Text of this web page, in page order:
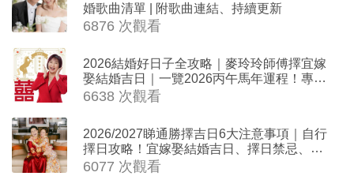
婚歌曲清單 | 附歌曲連結、持續更新
6876 次觀看
2026結婚好日子全攻略｜麥玲玲師傅擇宜嫁
娶結婚吉日｜一覽2026丙午馬年運程！專業
擇日結婚+避開沖煞生肖指南
6638 次觀看
2026/2027睇通勝擇吉日6大注意事項｜自行
擇日攻略！宜嫁娶結婚吉日、擇日禁忌、相
沖生肖一覽
6077 次觀看